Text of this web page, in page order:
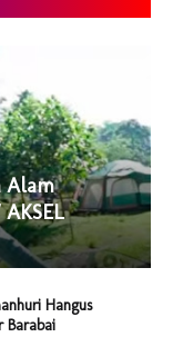
Alam
Hangus
Barabai